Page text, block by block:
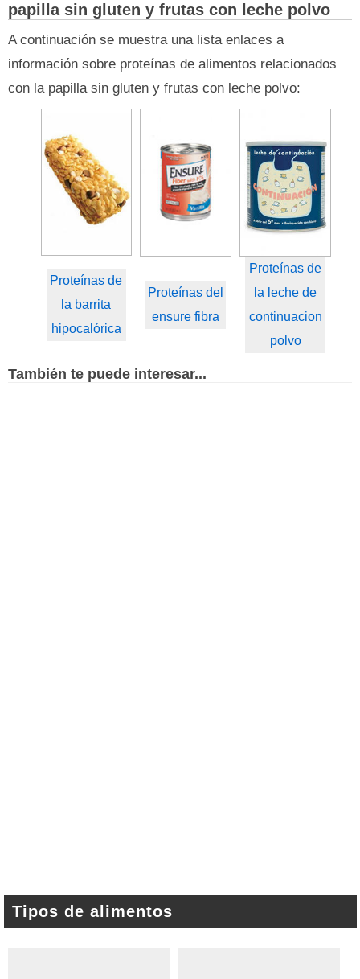
papilla sin gluten y frutas con leche polvo
A continuación se muestra una lista enlaces a
información sobre proteínas de alimentos relacionados
con la papilla sin gluten y frutas con leche polvo:
Proteínas de
la barrita
hipocalórica
Proteínas del
ensure fibra
Proteínas de
la leche de
continuacion
polvo
También te puede interesar...
Tipos de alimentos